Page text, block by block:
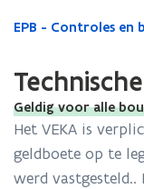
Gedaan
bevindt
zich
op:
Technische
tegenargumenten
EPB - Controles en
Geldig voor alle
Het VEKA is
geldboete op te
werd